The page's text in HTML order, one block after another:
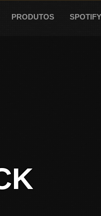
PRODUTOS